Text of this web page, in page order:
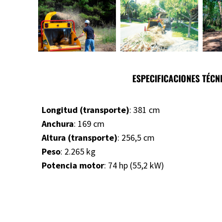
ESPECIFICACIONES
Longitud (transporte): 381 cm
Anchura: 169 cm
Altura (transporte): 256,5 cm
Peso: 2.265 kg
Potencia motor: 74 hp (55,2 kW)